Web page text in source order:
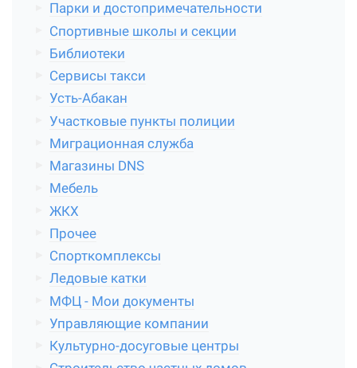
Парки и достопримечательности
Спортивные школы и секции
Библиотеки
Сервисы такси
Усть-Абакан
Участковые пункты полиции
Миграционная служба
Магазины DNS
Мебель
ЖКХ
Прочее
Спорткомплексы
Ледовые катки
МФЦ - Мои документы
Управляющие компании
Культурно-досуговые центры